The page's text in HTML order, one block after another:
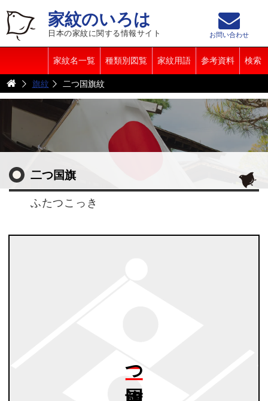
家紋のいろは
日本の家紋に関する情報サイト
家紋名一覧 種類別図覧 家紋用語 参考資料 検索
お問い合わせ
旗紋 二つ国旗紋
二つ国旗
ふたつこっき
国旗